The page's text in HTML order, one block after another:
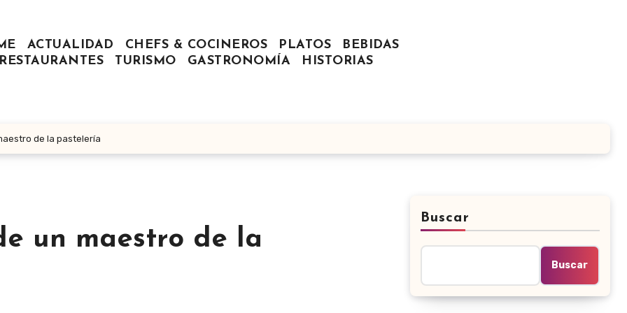
ACTUALIDAD CHEFS & COCINEROS PLATOS
BEBIDAS
RESTAURANTES
TURISMO GASTRONOMÍA HISTORIAS
de la pastelería
un maestro de la
Buscar
Buscar